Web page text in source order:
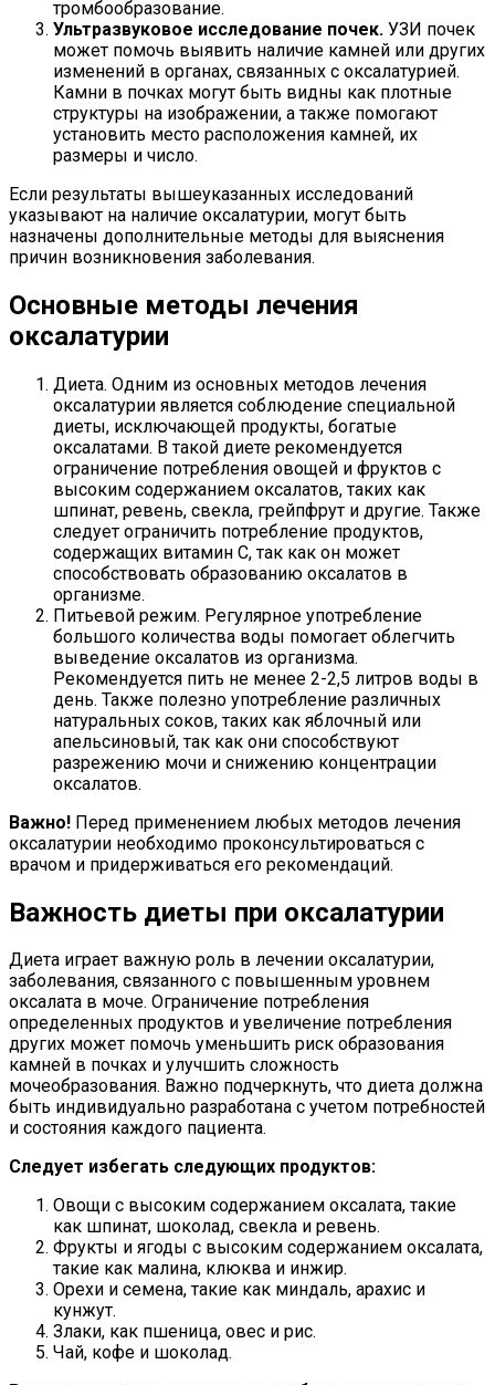
тромбообразование.
Ультразвуковое исследование почек. УЗИ почек
может помочь выявить наличие камней или других
изменений в органах, связанных с оксалатурией.
Камни в почках могут быть видны как плотные
структуры на изображении, а также помогают
установить место расположения камней, их
размеры и число.
Если результаты вышеуказанных исследований
указывают на наличие оксалатурии, могут быть
назначены дополнительные методы для выяснения
причин возникновения заболевания.
Основные методы лечения
оксалатурии
Диета. Одним из основных методов лечения
оксалатурии является соблюдение специальной
диеты, исключающей продукты, богатые
оксалатами. В такой диете рекомендуется
ограничение потребления овощей и фруктов с
высоким содержанием оксалатов, таких как
шпинат, ревень, свекла, грейпфрут и другие. Также
следует ограничить потребление продуктов,
содержащих витамин C, так как он может
способствовать образованию оксалатов в
организме.
Питьевой режим. Регулярное употребление
большого количества воды помогает облегчить
выведение оксалатов из организма.
Рекомендуется пить не менее 2-2,5 литров воды в
день. Также полезно употребление различных
натуральных соков, таких как яблочный или
апельсиновый, так как они способствуют
разрежению мочи и снижению концентрации
оксалатов.
Важно! Перед применением любых методов лечения
оксалатурии необходимо проконсультироваться с
врачом и придерживаться его рекомендаций.
Важность диеты при оксалатурии
Диета играет важную роль в лечении оксалатурии,
заболевания, связанного с повышенным уровнем
оксалата в моче. Ограничение потребления
определенных продуктов и увеличение потребления
других может помочь уменьшить риск образования
камней в почках и улучшить сложность
мочеобразования. Важно подчеркнуть, что диета должна
быть индивидуально разработана с учетом потребностей
и состояния каждого пациента.
Следует избегать следующих продуктов:
Овощи с высоким содержанием оксалата, такие
как шпинат, шоколад, свекла и ревень.
Фрукты и ягоды с высоким содержанием оксалата,
такие как малина, клюква и инжир.
Орехи и семена, такие как миндаль, арахис и
кунжут.
Злаки, как пшеница, овес и рис.
Чай, кофе и шоколад.